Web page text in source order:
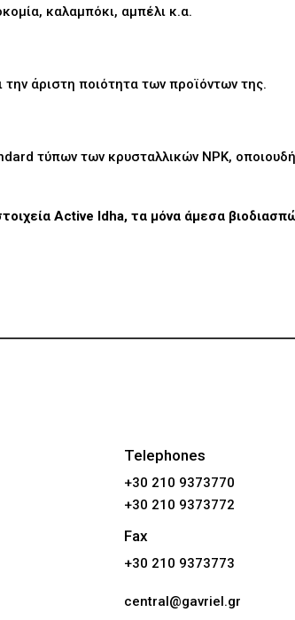
καλαμπόκι, αμπέλι κ.α.
άριστη ποιότητα των προϊόντων της.
τύπων των κρυσταλλικών NPK,
Active Idha, τα μόνα άμεσα
Telephones
+30 210 9373770
+30 210 9373772
Fax
+30 210 9373773
central@gavriel.gr